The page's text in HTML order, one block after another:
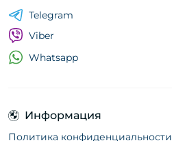
Информация
Политика конфиденциальности
Telegram
Viber
Whatsapp